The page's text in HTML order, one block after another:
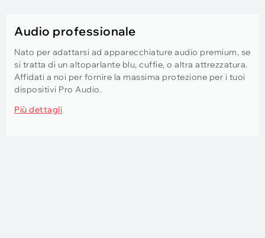
Audio professionale
Nato per adattarsi ad apparecchiature audio premium, se
si tratta di un altoparlante blu, cuffie, o altra attrezzatura.
Affidati a noi per fornire la massima protezione per i tuoi
dispositivi Pro Audio.
Più dettagli